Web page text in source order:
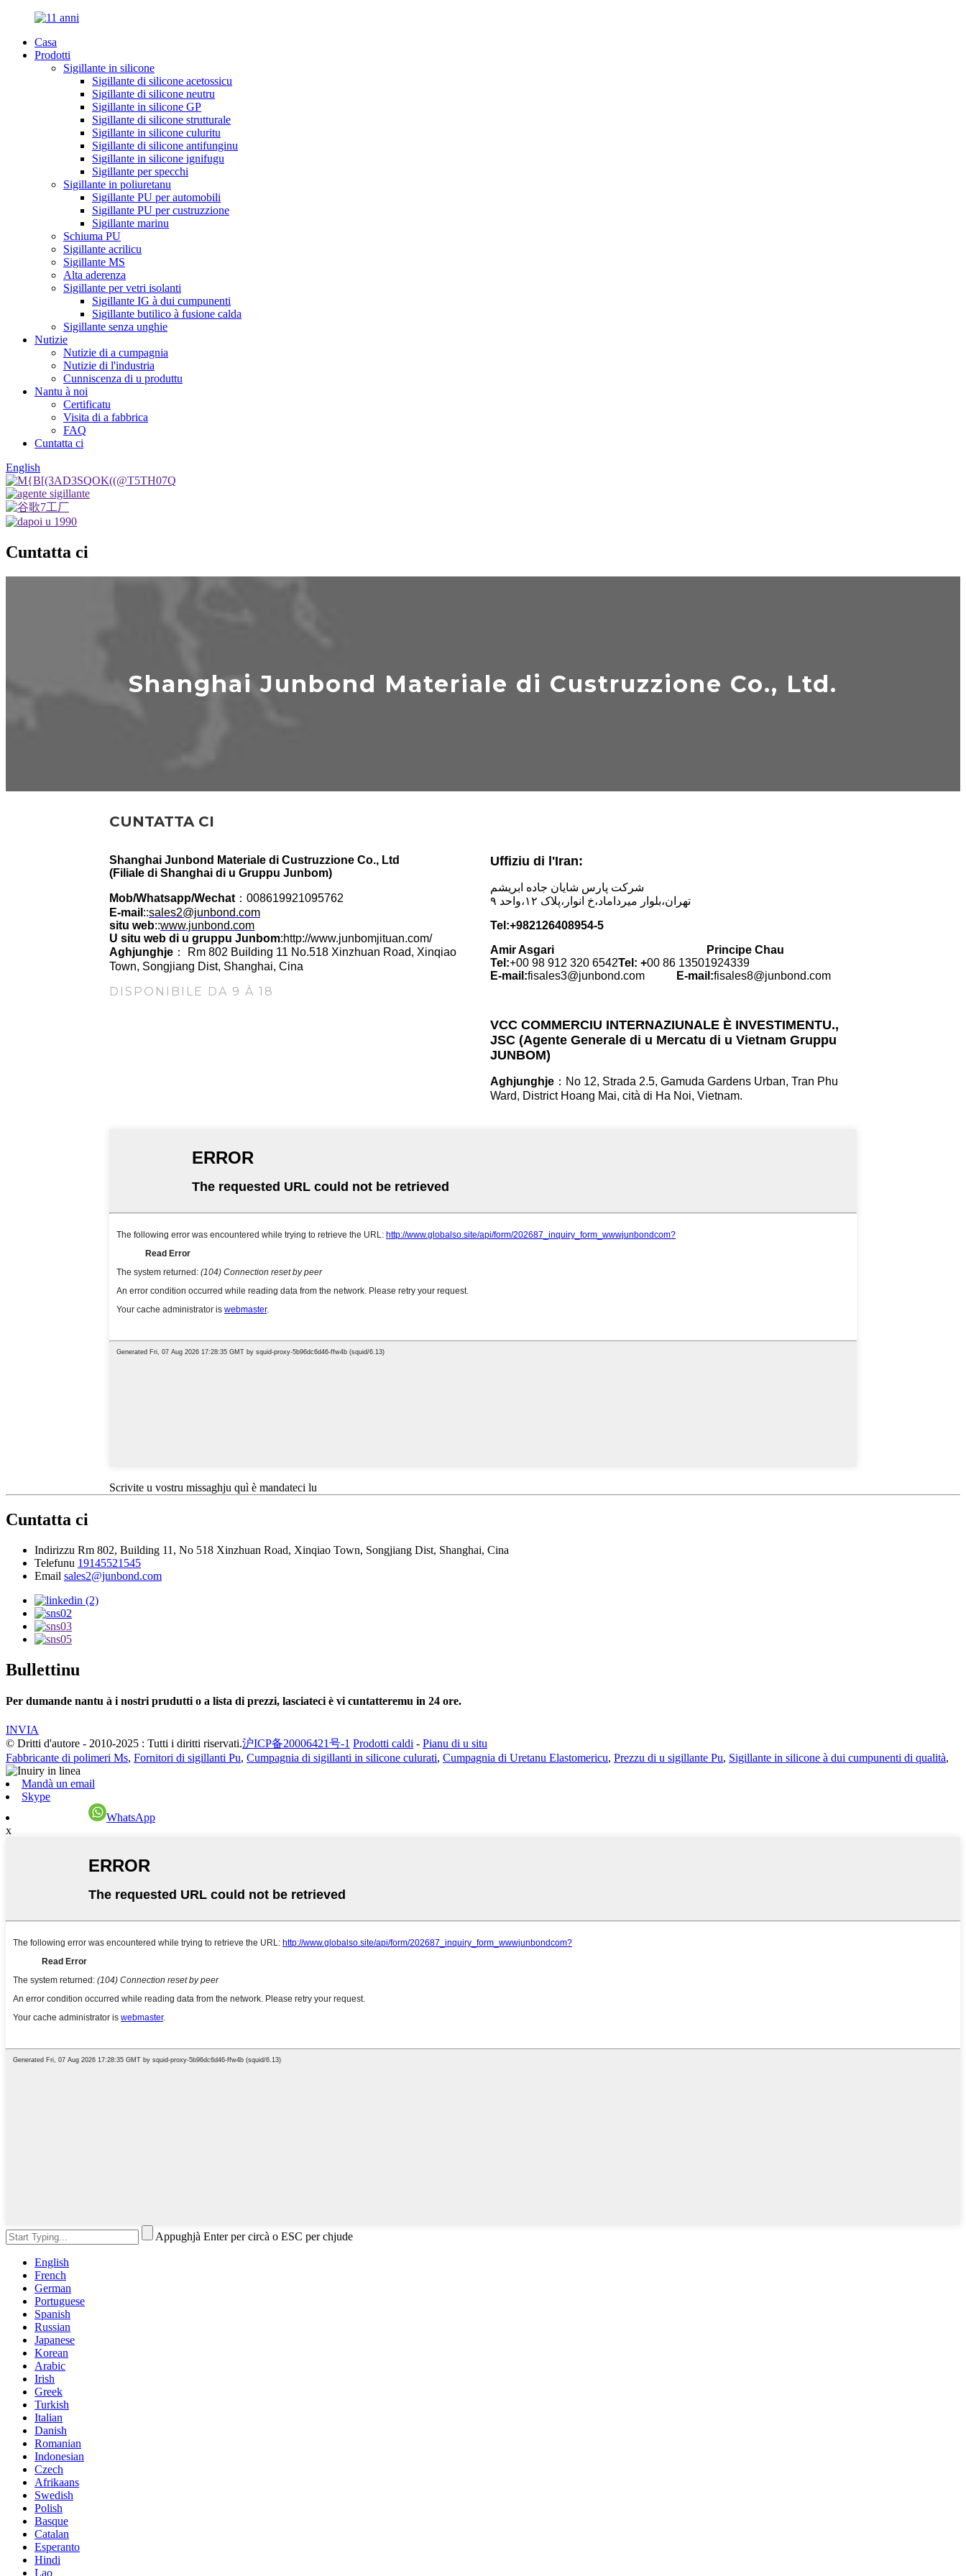
Casa
Prodotti
Sigillante in silicone
Sigillante di silicone acetossicu
Sigillante di silicone neutru
Sigillante in silicone GP
Sigillante di silicone strutturale
Sigillante in silicone culuritu
Sigillante di silicone antifunginu
Sigillante in silicone ignifugu
Sigillante per specchi
Sigillante in poliuretanu
Sigillante PU per automobili
Sigillante PU per custruzzione
Sigillante marinu
Schiuma PU
Sigillante acrilicu
Sigillante MS
Alta aderenza
Sigillante per vetri isolanti
Sigillante IG à dui cumpunenti
Sigillante butilico à fusione calda
Sigillante senza unghie
Nutizie
Nutizie di a cumpagnia
Nutizie di l'industria
Cunniscenza di u produttu
Nantu à noi
Certificatu
Visita di a fabbrica
FAQ
Cuntatta ci
English
Cuntatta ci
Shanghai Junbond Materiale di Custruzzione Co., Ltd.
CUNTATTA CI
Shanghai Junbond Materiale di Custruzzione Co., Ltd
(Filiale di Shanghai di u Gruppu Junbom)
Mob/Whatsapp/Wechat ：008619921095762
E-mail ::sales2@junbond.com
situ web::www.junbond.com
U situ web di u gruppu Junbom:http://www.junbomjituan.com/
Aghjunghje ： Rm 802 Building 11 No.518 Xinzhuan Road, Xinqiao
Town, Songjiang Dist, Shanghai, Cina
DISPONIBILE DA 9 À 18
Uffiziu di l'Iran:
‎شرکت پارس شایان جاده ابریشم
‎تهران،بلوار میرداماد،خ انوار،پلاک ۱۲،واحد ۹
Tel:+982126408954-5
Amir Asgari
Principe Chau
Tel:+00 98 912 320 6542Tel: +00 86 13501924339
E-mail:fisales3@junbond.com E-mail:fisales8@junbond.com
VCC COMMERCIU INTERNAZIUNALE È INVESTIMENTU.,
JSC (Agente Generale di u Mercatu di u Vietnam Gruppu
JUNBOM)
Aghjunghje ：No 12, Strada 2.5, Gamuda Gardens Urban, Tran Phu
Ward, District Hoang Mai, cità di Ha Noi, Vietnam.
Scrivite u vostru missaghju quì è mandateci lu
Cuntatta ci
Indirizzu Rm 802, Building 11, No 518 Xinzhuan Road, Xinqiao Town, Songjiang Dist, Shanghai, Cina
Telefunu 19145521545
Email sales2@junbond.com
Bullettinu
Per dumande nantu à i nostri prudutti o a lista di prezzi, lasciateci è vi cuntatteremu in 24 ore.
INVIA
© Dritti d'autore - 2010-2025 : Tutti i diritti riservati.沪ICP备20006421号-1 Prodotti caldi - Pianu di u situ
Fabbricante di polimeri Ms, Fornitori di sigillanti Pu, Cumpagnia di sigillanti in silicone culurati, Cumpagnia di Uretanu Elastomericu, Prezzu di u sigillante Pu, Sigillante in silicone à dui cumpunenti di qualità,
Mandà un email
Skype
WhatsApp
x
Appughjà Enter per circà o ESC per chjude
English
French
German
Portuguese
Spanish
Russian
Japanese
Korean
Arabic
Irish
Greek
Turkish
Italian
Danish
Romanian
Indonesian
Czech
Afrikaans
Swedish
Polish
Basque
Catalan
Esperanto
Hindi
Lao